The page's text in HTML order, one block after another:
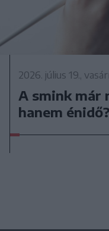
2026. július 19.,
A smink már
hanem énidő?